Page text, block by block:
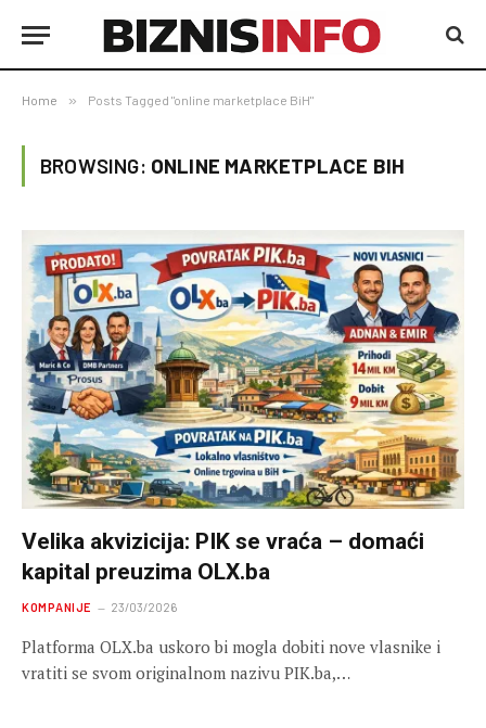
Home » Posts Tagged "online marketplace BiH"
BROWSING: ONLINE MARKETPLACE BIH
Velika akvizicija: PIK se vraća – domaći
kapital preuzima OLX.ba
KOMPANIJE 23/03/2026
Platforma OLX.ba uskoro bi mogla dobiti nove vlasnike i
vratiti se svom originalnom nazivu PIK.ba,…